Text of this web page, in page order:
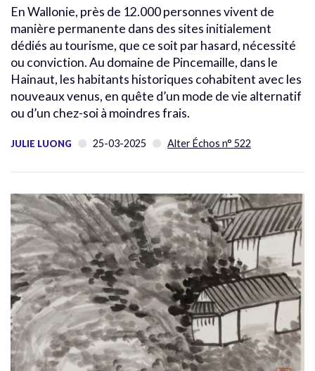
En Wallonie, près de 12.000 personnes vivent de
manière permanente dans des sites initialement
dédiés au tourisme, que ce soit par hasard, nécessité
ou conviction. Au domaine de Pincemaille, dans le
Hainaut, les habitants historiques cohabitent avec les
nouveaux venus, en quête d’un mode de vie alternatif
ou d’un chez-soi à moindres frais.
JULIE LUONG 25-03-2025 Alter Échos n° 522